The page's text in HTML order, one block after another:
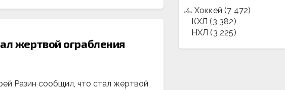
жертвой ограбления
Разин сообщил, что стал жертвой
Хоккей (7 472)
КХЛ (3 382)
НХЛ (3 225)